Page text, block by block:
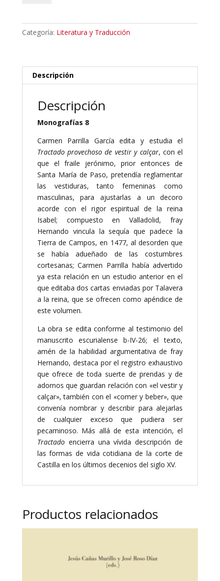
Tractado
vestir
y
cantidad
Categoría: Literatura y Traducción
Descripción
Descripción
Monografías 8
Carmen Parrilla García edita y estudia el
Tractado provechoso de vestir y calçar, con el
que el fraile jerónimo, prior entonces de
Santa María de Paso, pretendía reglamentar
las vestiduras, tanto femeninas como
masculinas, para ajustarlas a un decoro
acorde con el rigor espiritual de la reina
Isabel; compuesto en Valladolid, fray
Hernando vincula la sequía que padece la
Tierra de Campos, en 1477, al desorden que
se había adueñado de las costumbres
cortesanas; Carmen Parrilla había advertido
ya esta relación en un estudio anterior en el
que editaba dos cartas enviadas por Talavera
a la reina, que se ofrecen como apéndice de
este volumen.
La obra se edita conforme al testimonio del
manuscrito escurialense b-IV-26; el texto,
amén de la habilidad argumentativa de fray
Hernando, destaca por el registro exhaustivo
que ofrece de toda suerte de prendas y de
adornos que guardan relación con «el vestir y
calçar», también con el «comer y beber», que
convenía nombrar y describir para alejarlas
de cualquier exceso que pudiera ser
pecaminoso. Más allá de esta intención, el
Tractadoencierra una vívida descripción de
las formas de vida cotidiana de la corte de
Castilla en los últimos decenios del siglo XV.
Productos relacionados